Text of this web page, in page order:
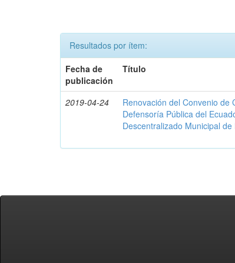
Resultados por ítem:
Fecha de
publicación
Título
2019-04-24
Renovación del Convenio de
Defensoría Pública del
Descentralizado Municipal de